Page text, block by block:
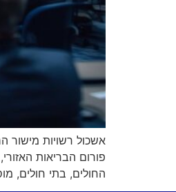
פורום הבריאות
החולים, בתי חולים,